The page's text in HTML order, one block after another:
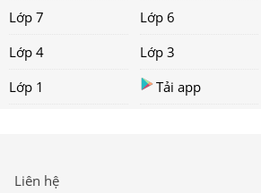
Lớp 7
Lớp 6
Lớp 4
Lớp 3
Lớp 1
Tải app
Liên hệ